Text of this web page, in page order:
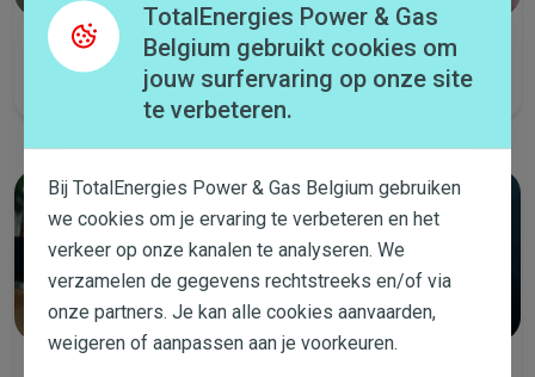
Bel met ons
Elke werkdag van 8 tot 19 uur en zaterdag van 9 tot 14 uur.
TotalEnergies Power & Gas
Belgium gebruikt cookies om
jouw surfervaring op onze site
te verbeteren.
Bij TotalEnergies Power & Gas Belgium gebruiken
we cookies om je ervaring te verbeteren en het
verkeer op onze kanalen te analyseren. We
verzamelen de gegevens rechtstreeks en/of via
onze partners. Je kan alle cookies aanvaarden,
weigeren of aanpassen aan je voorkeuren.